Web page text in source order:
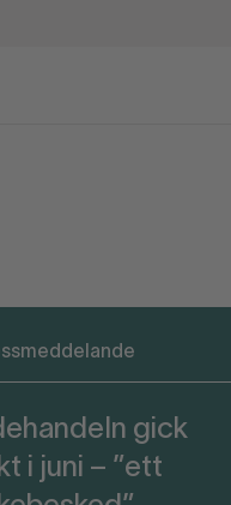
gick
i juni – ”ett